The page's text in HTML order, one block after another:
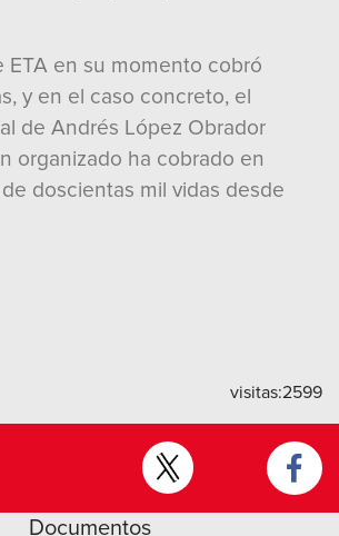
ETA en su momento cobró
y en el caso concreto, el
de Andrés López Obrador
organizado ha cobrado en
doscientas mil vidas desde
visitas:2599
Documentos